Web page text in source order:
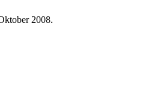
2008.